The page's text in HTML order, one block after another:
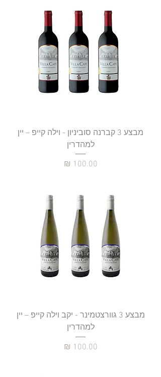
מבצע 3 קברנה סוביניון - וילה קייפ – יין
למהדרין
מחיר
מבצע 3 גוורצטמינר - יקב וילה קייפ – יין
למהדרין
מחיר